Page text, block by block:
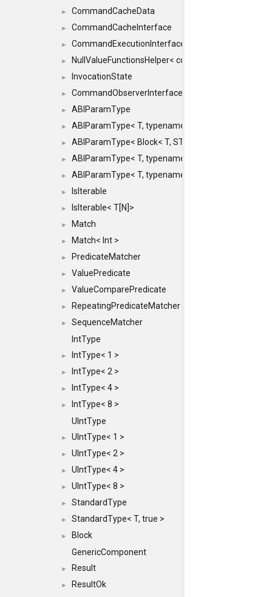
► CommandCacheData
► CommandCacheInterface
► CommandExecutionInterface
► NullValueFunctionsHelper< const Result<
► InvocationState
► CommandObserverInterface
► ABIParamType
► ABIParamType< T, typename std::enable_if<
► ABIParamType< Block< T, STRIDED, MOVE > >
► ABIParamType< T, typename std::enable_if<
► ABIParamType< T, typename std::enable_if<
► IsIterable
► IsIterable< T[N]>
► Match
► Match< Int >
► PredicateMatcher
► ValuePredicate
► ValueComparePredicate
► RepeatingPredicateMatcher
►
SequenceMatcher
IntType
► IntType< 1 >
► IntType< 2 >
► IntType< 4 >
►
IntType< 8 >
UIntType
► UIntType< 1 >
► UIntType< 2 >
► UIntType< 4 >
► UIntType< 8 >
► StandardType
► StandardType< T, true >
►
Block
GenericComponent
► Result
►
ResultOk